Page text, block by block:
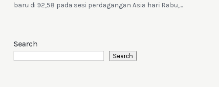
baru di 92,58 pada sesi perdagangan Asia hari Rabu,…
Search
Search